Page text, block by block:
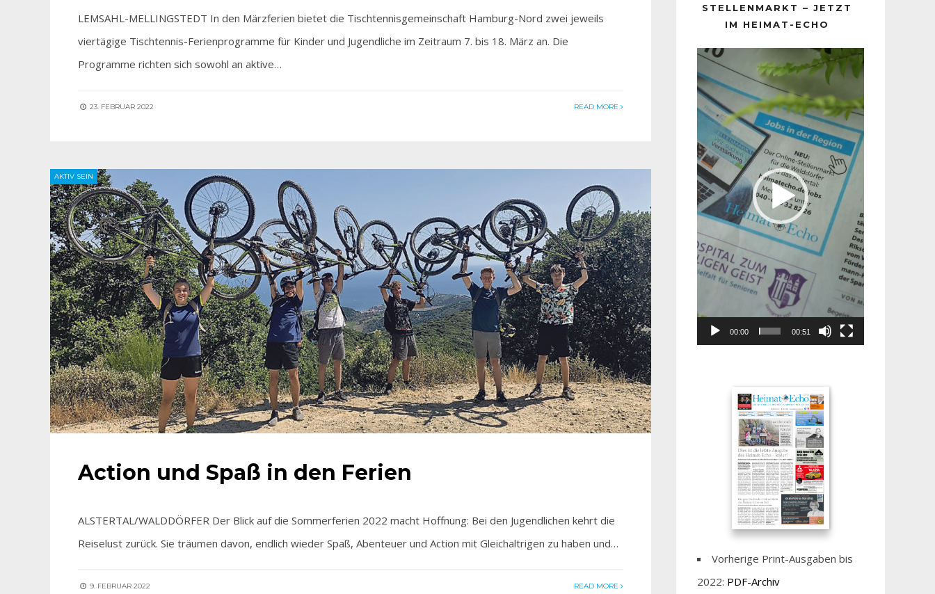
LEMSAHL-MELLINGSTEDT In den Märzferien bietet die Tischtennisgemeinschaft Hamburg-Nord zwei jeweils
viertägige Tischtennis-Ferienprogramme für Kinder und Jugendliche im Zeitraum 7. bis 18. März an. Die
Programme richten sich sowohl an aktive…
23. FEBRUAR 2022 READ MORE
AKTIV SEIN
Action und Spaß in den Ferien
ALSTERTAL/WALDDÖRFER Der Blick auf die Sommerferien 2022 macht Hoffnung: Bei den Jugendlichen kehrt die
Reiselust zurück. Sie träumen davon, endlich wieder Spaß, Abenteuer und Action mit Gleichaltrigen zu haben und…
9. FEBRUAR 2022 READ MORE
STELLENMARKT – JETZT
IM HEIMAT-ECHO
Player
00:00 00:51
Vorherige Print-Ausgaben bis
2022: PDF-Archiv